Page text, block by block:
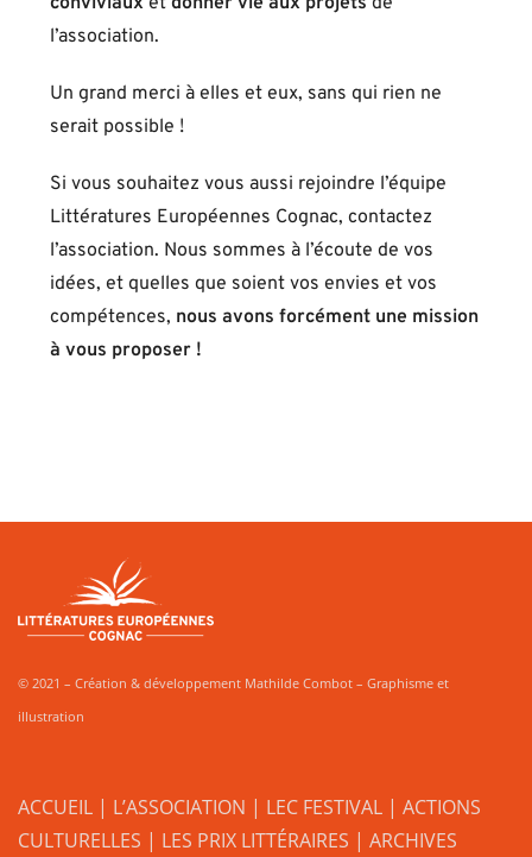
l’association.
Un grand merci à elles et eux, sans qui rien ne
serait possible !
Si vous souhaitez vous aussi rejoindre l’équipe
Littératures Européennes Cognac, contactez
l’association. Nous sommes à l’écoute de vos
idées, et quelles que soient vos envies et vos
compétences, nous avons forcément une mission
à vous proposer !
© 2021 – Création & développement Mathilde Combot – Graphisme et
illustration
ACCUEIL | L’ASSOCIATION | LEC FESTIVAL | ACTIONS
CULTURELLES | LES PRIX LITTÉRAIRES | ARCHIVES